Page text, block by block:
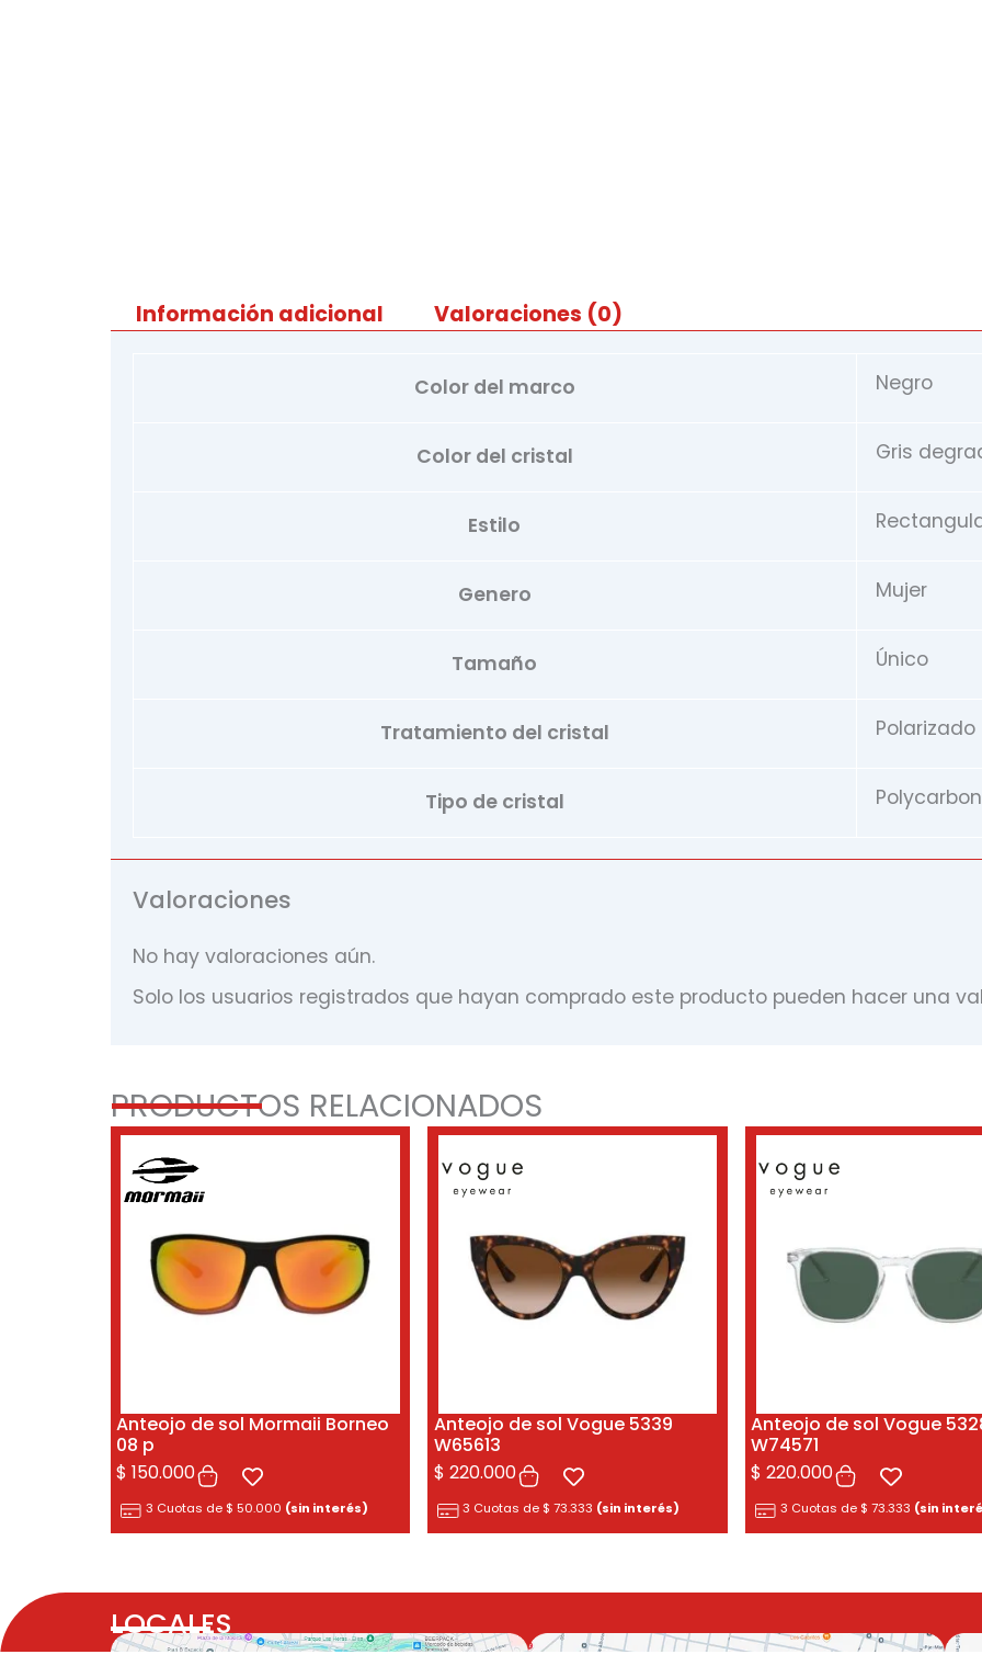
Información adicional Valoraciones (0)
Color del marco Negro
Color del cristal Gris
Estilo
Genero Mujer
Tamaño Único
Tratamiento del cristal Polarizado
Tipo de cristal
Valoraciones
No hay valoraciones aún.
Solo los usuarios registrados que hayan comprado este producto pueden hacer una
PRODUCTOS RELACIONADOS
Anteojo de sol Mormaii Borneo
08 p
$ 150.000
3 Cuotas de $ 50.000 (sin interés)
Anteojo de sol Vogue 5339
W65613
$ 220.000
3 Cuotas de $ 73.333 (sin interés)
Anteojo de sol Vogue
W74571
$ 220.000
3 Cuotas de $ 73.333 (sin
LOCALES